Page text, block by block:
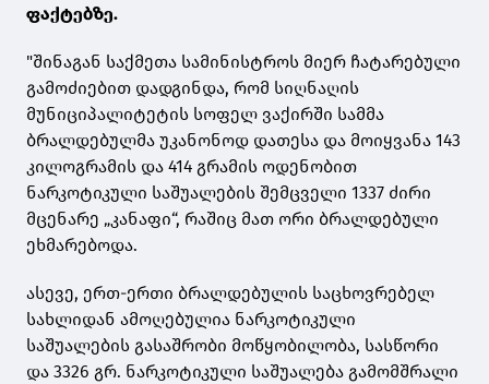
ფაქტებზე.
"შინაგან საქმეთა სამინისტროს მიერ ჩატარებული
გამოძიებით დადგინდა, რომ სიღნაღის
მუნიციპალიტეტის სოფელ ვაქირში სამმა
ბრალდებულმა უკანონოდ დათესა და მოიყვანა 143
კილოგრამის და 414 გრამის ოდენობით
ნარკოტიკული საშუალების შემცველი 1337 ძირი
მცენარე „კანაფი“, რაშიც მათ ორი ბრალდებული
ეხმარებოდა.
ასევე, ერთ-ერთი ბრალდებულის საცხოვრებელ
სახლიდან ამოღებულია ნარკოტიკული
საშუალების გასაშრობი მოწყობილობა, სასწორი
და 3326 გრ. ნარკოტიკული საშუალება გამომშრალი